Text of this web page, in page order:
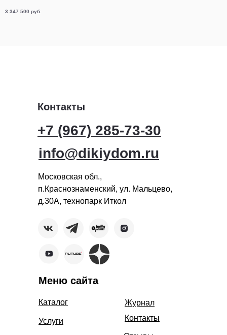
3 347 500 руб.
+7 (967) 285-73-30
info@dikiydom.ru
Московская обл.,
п.Краснознаменский, ул. Мальцево,
д.30А, технопарк Иткол
Меню сайта
Каталог
Услуги
Журнал
Контакты
Контакты